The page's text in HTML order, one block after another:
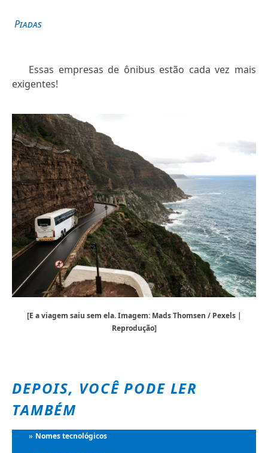
Piadas
Essas empresas de ônibus estão cada vez mais
exigentes!
[E a viagem saiu sem ela. Imagem: Mads Thomsen / Pexels |
Reprodução]
DEPOIS, VOCÊ PODE LER
TAMBÉM
» Nomes tecnológicos